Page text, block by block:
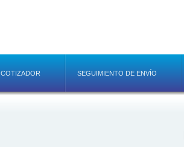
COTIZADOR SEGUIMIENTO DE ENVÍO